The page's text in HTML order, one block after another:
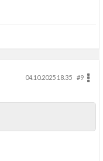
04.10.2025 18.35
#9